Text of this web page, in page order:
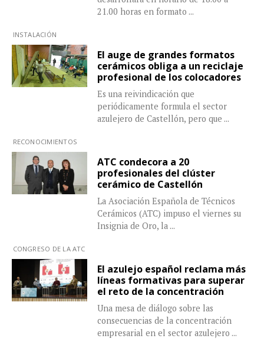
21.00 horas en formato ...
INSTALACIÓN
El auge de grandes formatos
cerámicos obliga a un reciclaje
profesional de los colocadores
Es una reivindicación que
periódicamente formula el sector
azulejero de Castellón, pero que ...
RECONOCIMIENTOS
ATC condecora a 20
profesionales del clúster
cerámico de Castellón
La Asociación Española de Técnicos
Cerámicos (ATC) impuso el viernes su
Insignia de Oro, la ...
CONGRESO DE LA ATC
El azulejo español reclama más
líneas formativas para superar
el reto de la concentración
Una mesa de diálogo sobre las
consecuencias de la concentración
empresarial en el sector azulejero ...